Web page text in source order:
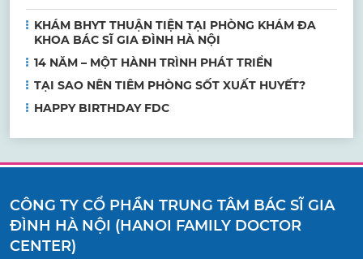
KHÁM BHYT THUẬN TIỆN TẠI PHÒNG KHÁM ĐA
KHOA BÁC SĨ GIA ĐÌNH HÀ NỘI
14 NĂM – MỘT HÀNH TRÌNH PHÁT TRIỂN
TẠI SAO NÊN TIÊM PHÒNG SỐT XUẤT HUYẾT?
HAPPY BIRTHDAY FDC
CÔNG TY CỔ PHẦN TRUNG TÂM BÁC SĨ GIA
ĐÌNH HÀ NỘI (HANOI FAMILY DOCTOR
CENTER)